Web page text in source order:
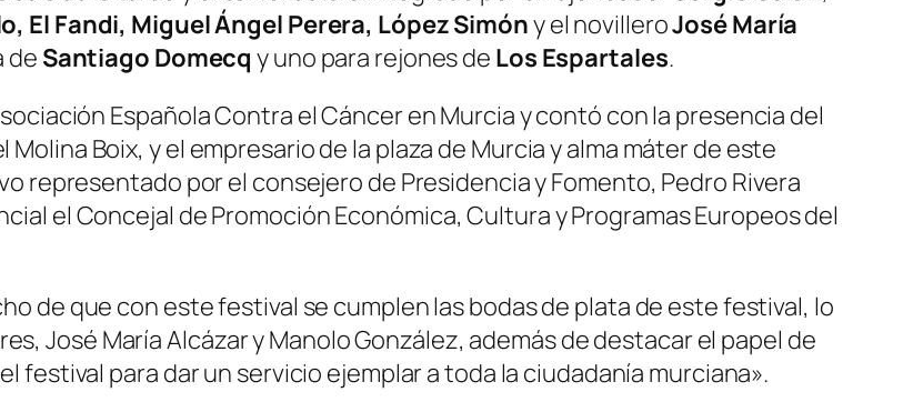
El Fandi, Miguel Ángel Perera, López Simóny el novilleroJosé María
de Santiago Domecq y uno para rejones de Los Espartales.
Española Contra el Cáncer en Murcia y contó con la presencia del
Boix, y el empresario de la plaza de Murcia y alma máter de este
representado por el consejero de Presidencia y Fomento, Pedro Rivera
el Concejal de Promoción Económica, Cultura y Programas Europeos del
de que con este festival se cumplen las bodas de plata de este festival, lo
José María Alcázar y Manolo González, además de destacar el papel de
festival para dar un servicio ejemplar a toda la ciudadanía murciana».